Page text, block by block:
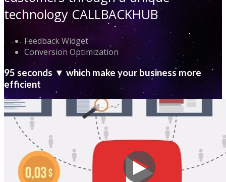
technology CALLBACKHUB
Feedback Widget
Conversion Optimization
95 seconds ▼ which make your business more
efficient